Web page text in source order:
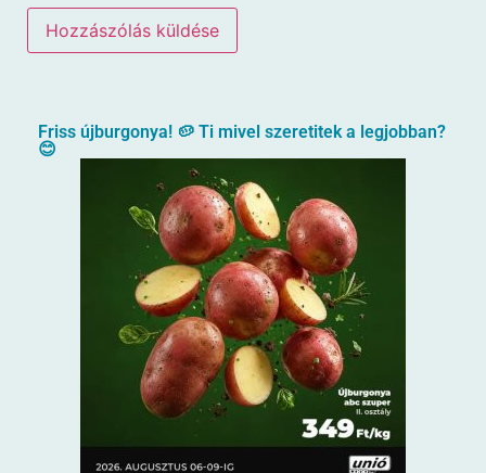
Friss újburgonya! 🥔 Ti mivel szeretitek a legjobban?
😊